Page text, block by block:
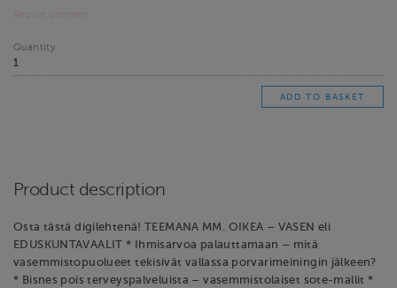
Quantity
Product description
Osta tästä digilehtenä! TEEMANA MM. OIKEA – VASEN eli
EDUSKUNTAVAALIT * Ihmisarvoa palauttamaan – mitä
vasemmistopuolueet tekisivät vallassa porvarimeiningin jälkeen?
* Bisnes pois terveyspalveluista – vasemmistolaiset sote-mallit *